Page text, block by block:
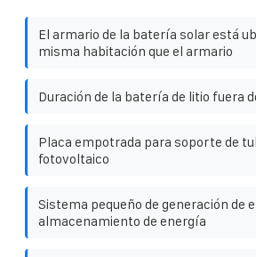
El armario de la batería solar está
misma habitación que el armario
Duración de la batería de litio fuera
Placa empotrada para soporte de
fotovoltaico
Sistema pequeño de generación de
almacenamiento de energía